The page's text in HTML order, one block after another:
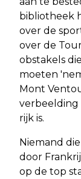
bibliotheek
over de
over de
obstakels
moeten
Mont
verbeelding
rijk is.
Niemand
door
op de top